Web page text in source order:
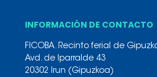
INFORMACIÓN DE CONTACTO
FICOBA. Recinto ferial de
Avd. de Iparralde 43
20302 Irun (Gipuzkoa)